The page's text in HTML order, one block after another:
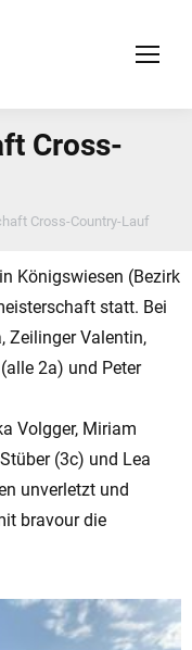
Cross-
Cross-Country-Lauf
Königswiesen (Bezirk
statt. Bei
Zeilinger Valentin,
2a) und Peter
Volgger, Miriam
(3c) und Lea
unverletzt und
bravour die